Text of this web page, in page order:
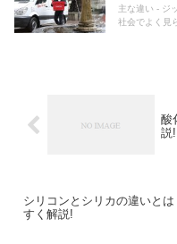
主な違い - ジ
社会でよく見
酸
説!
シリコンとシリカの違いと
すく解説!